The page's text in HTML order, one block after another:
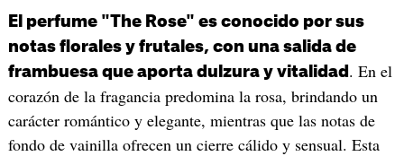
El perfume "The Rose" es conocido por sus
notas florales y frutales, con una salida de
frambuesa que aporta dulzura y vitalidad . En el
corazón de la fragancia predomina la rosa, brindando un
carácter romántico y elegante, mientras que las notas de
fondo de vainilla ofrecen un cierre cálido y sensual. Esta